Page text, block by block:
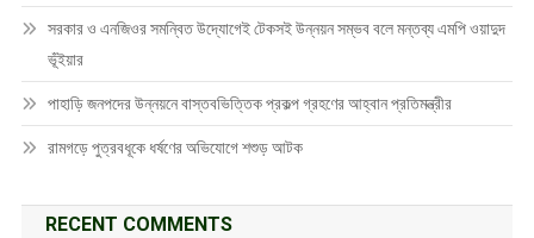
সরকার ও এনজিওর সমন্বিত উদ্যোগেই টেকসই উন্নয়ন সম্ভব বলে মন্তব্য এমপি ওয়াদুদ
ভূঁইয়ার
পাহাড়ি জনপদের উন্নয়নে বাস্তবভিত্তিক প্রকল্প গ্রহণের আহ্বান প্রতিমন্ত্রীর
রামগড়ে পুত্রবধূকে ধর্ষণের অভিযোগে শশুড় আটক
RECENT COMMENTS